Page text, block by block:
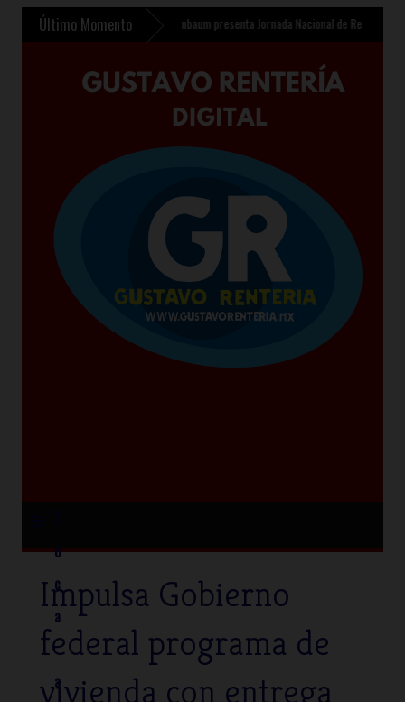
Último Momento
en Chalco »Sheinbaum presenta Jornada Nacional de Reforestación 2026
o
c
a
a
Impulsa Gobierno
federal programa de
vivienda con entrega